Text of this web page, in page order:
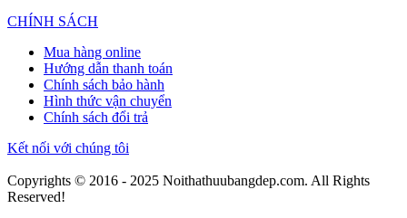
CHÍNH SÁCH
Mua hàng online
Hướng dẫn thanh toán
Chính sách bảo hành
Hình thức vận chuyển
Chính sách đổi trả
Kết nối với chúng tôi
Copyrights © 2016 - 2025 Noithathuubangdep.com. All Rights
Reserved!